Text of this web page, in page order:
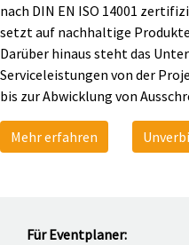
nach DIN EN ISO 14001
setzt auf nachhaltige
Darüber hinaus steht das
Serviceleistungen von der
bis zur Abwicklung von
Mehr erfahren
Für Eventplaner: